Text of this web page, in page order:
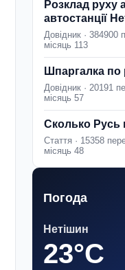
Розклад руху
автостанції
Довідник · 384900
місяць 113
Шпаргалка по
Довідник · 20191
місяць 57
Сколько Русь
Стаття · 15358
місяць 48
Погода
Нетішин
23°C